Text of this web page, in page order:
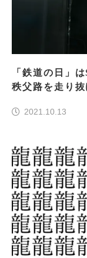
「鉄道の日」
秩父路を走り
2021.10.13